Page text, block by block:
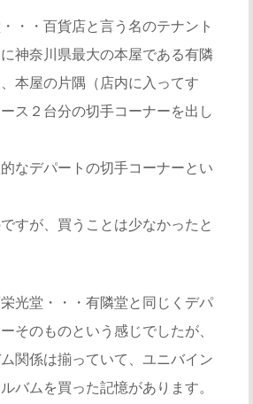
・・百貨店と言う名のテナント
神奈川県最大の本屋である有隣
本屋の片隅（店内に入ってす
ス２台分の切手コーナーを出し
なデパートの切手コーナーとい
すが、買うことは少なかったと
光堂・・・有隣堂と同じくデパ
そのものという感じでしたが、
関係は揃っていて、ユニバイン
バムを買った記憶があります。